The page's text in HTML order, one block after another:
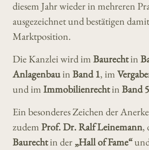
diesem Jahr wieder in mehreren
ausgezeichnet und bestätigen
Marktposition.
Die Kanzlei wird imBaurechtin
AnlagenbauinBand 1, im
und imImmobilienrechtinBand 5
Ein besonderes Zeichen der
zudemProf. Dr. Ralf Leinemann,
Baurechtin der„Hall of Fame“